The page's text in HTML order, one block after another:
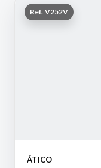
Ref. V252V
ÁTICO